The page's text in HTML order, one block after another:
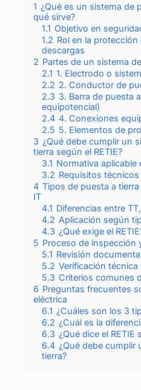
1 ¿Qué es un sistema de
qué sirve?
1.1 Objetivo en
1.2 Rol en la
descargas
2 Partes de un sistema
2.1 1. Electrodo o
2.2 2. Conductor de
2.3 3. Barra de puesta
equipotencial)
2.4 4. Conexiones
2.5 5. Elementos de
3 ¿Qué debe cumplir un
tierra según el RETIE?
3.1 Normativa aplicable
3.2 Requisitos técnicos
4 Tipos de puesta a
IT
4.1 Diferencias entre
4.2 Aplicación según
4.3 ¿Qué exige el
5 Proceso de inspección
5.1 Revisión
5.2 Verificación técnica
5.3 Criterios comunes
6 Preguntas frecuentes
eléctrica
6.1 ¿Cuáles son los 3
6.2 ¿Cuál es la
6.3 ¿Qué dice el RETIE
6.4 ¿Qué debe cumplir
tierra?